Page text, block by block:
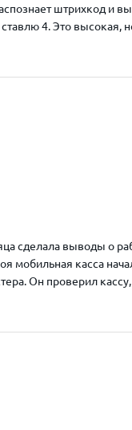
штрихкод и
4. Это высокая,
сделала выводы о
мобильная касса
Он проверил